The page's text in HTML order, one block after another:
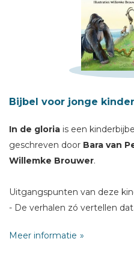
Bijbel voor jonge
In de gloria is een
geschreven door Bara van
Willemke Brouwer.
Uitgangspunten van deze
- De verhalen zó vertellen
- De verhalen zó vertellen
Meer informatie
Schrijf hieronder je review!
E-mail *
Titel *
Bericht *